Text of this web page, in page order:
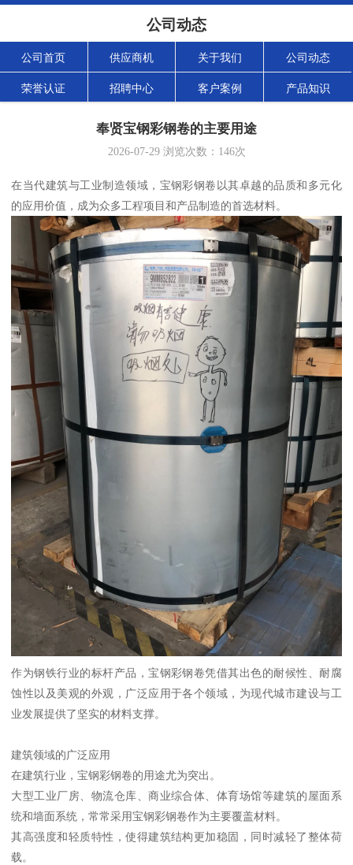
公司动态
公司首页 供应商机 关于我们 公司动态
荣誉认证 招聘中心 客户案例 产品知识
奉贤宝钢彩钢卷的主要用途
2026-07-29浏览次数： 146次
在当代建筑与工业制造领域，宝钢彩钢卷以其卓越的品质和多元化
的应用价值，成为众多工程项目和产品制造的首选材料。
作为钢铁行业的标杆产品，宝钢彩钢卷凭借其出色的耐候性、耐腐
蚀性以及美观的外观，广泛应用于各个领域，为现代城市建设与工
业发展提供了坚实的材料支撑。
建筑领域的广泛应用
在建筑行业，宝钢彩钢卷的用途尤为突出。
大型工业厂房、物流仓库、商业综合体、体育场馆等建筑的屋面系
统和墙面系统，常常采用宝钢彩钢卷作为主要覆盖材料。
其高强度和轻质特性，使得建筑结构更加稳固，同时减轻了整体荷
载。